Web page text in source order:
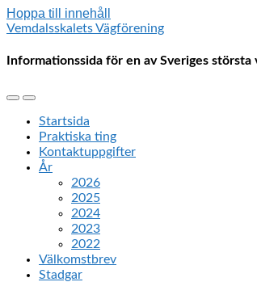
Hoppa till innehåll
Vemdalsskalets Vägförening
Informationssida för en av Sveriges största
Slå
mobilmenyn
Slå
på/av
sökfältet
Startsida
Praktiska ting
Kontaktuppgifter
År
2026
2025
2024
2023
2022
Välkomstbrev
Stadgar